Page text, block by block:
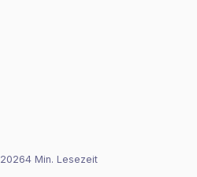
4 Min. Lesezeit